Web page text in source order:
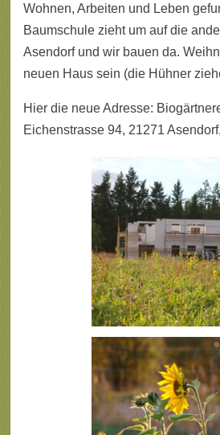
Wohnen, Arbeiten und Leben
Baumschule zieht um auf die
Asendorf und wir bauen da.
neuen Haus sein (die Hühner
Hier die neue Adresse:
Eichenstrasse 94, 21271